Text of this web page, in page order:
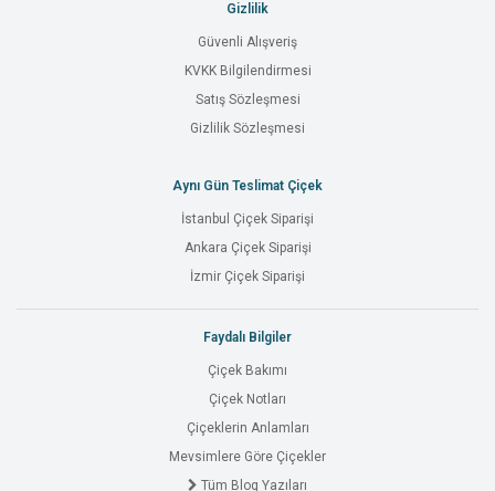
Gizlilik
Güvenli Alışveriş
KVKK Bilgilendirmesi
Satış Sözleşmesi
Gizlilik Sözleşmesi
Aynı Gün Teslimat Çiçek
İstanbul Çiçek Siparişi
Ankara Çiçek Siparişi
İzmir Çiçek Siparişi
Faydalı Bilgiler
Çiçek Bakımı
Çiçek Notları
Çiçeklerin Anlamları
Mevsimlere Göre Çiçekler
Tüm Blog Yazıları